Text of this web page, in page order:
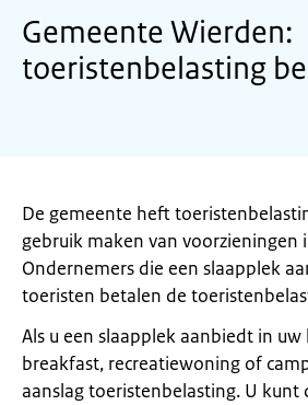
Gemeente Wierden:
toeristenbelasting
De gemeente heft
gebruik maken van voorzieningen
Ondernemers die een slaapplek
toeristen betalen de
Als u een slaapplek aanbiedt in
breakfast, recreatiewoning of
aanslag toeristenbelasting. U kunt